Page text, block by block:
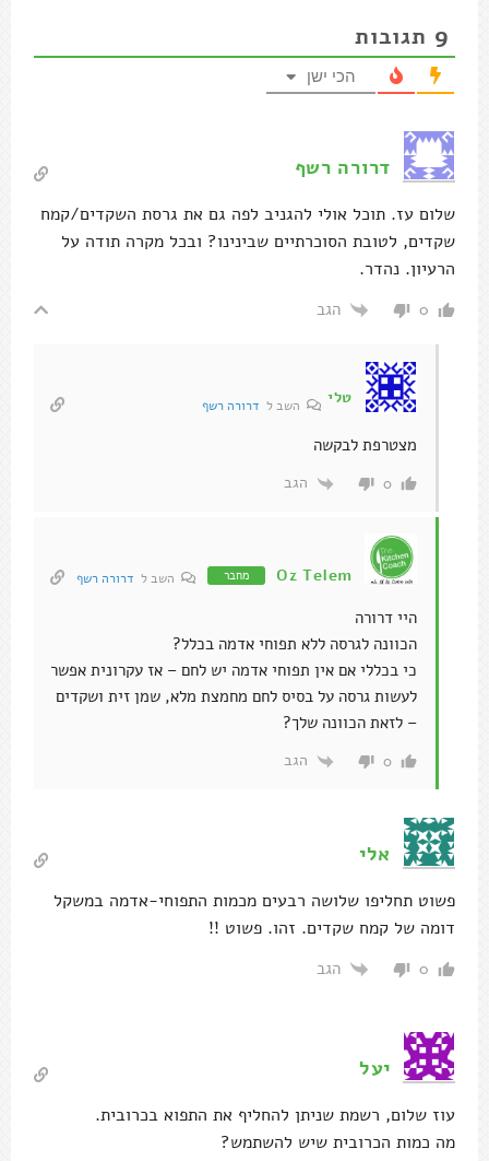
9 תגובות
הכי ישן
דרורה רשף
שלום עז. תוכל אולי להגניב לפה גם את גרסת השקדים/קמח
שקדים, לטובת הסוכרתיים שבינינו? ובכל מקרה תודה על
הרעיון. נהדר.
0 הגב
טלי השב לדרורה רשף
מצטרפת לבקשה
0 הגב
Oz Telem מחבר השב ל דרורה רשף
היי דרורה
הכוונה לגרסה ללא תפוחי אדמה בכלל?
כי בכללי אם אין תפוחי אדמה יש לחם – אז עקרונית אפשר
לעשות גרסה על בסיס לחם מחמצת מלא, שמן זית ושקדים
– לזאת הכוונה שלך?
0 הגב
אלי
פשוט תחליפו שלושה רבעים מכמות התפוחי-אדמה במשקל
דומה של קמח שקדים. זהו. פשוט !!
0 הגב
יעל
עוז שלום, רשמת שניתן להחליף את התפוא בכרובית.
מה כמות הכרובית שיש להשתמש?